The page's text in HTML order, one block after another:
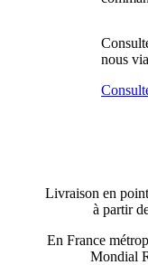
nous
Livraison en
à partir
En France
Mondial